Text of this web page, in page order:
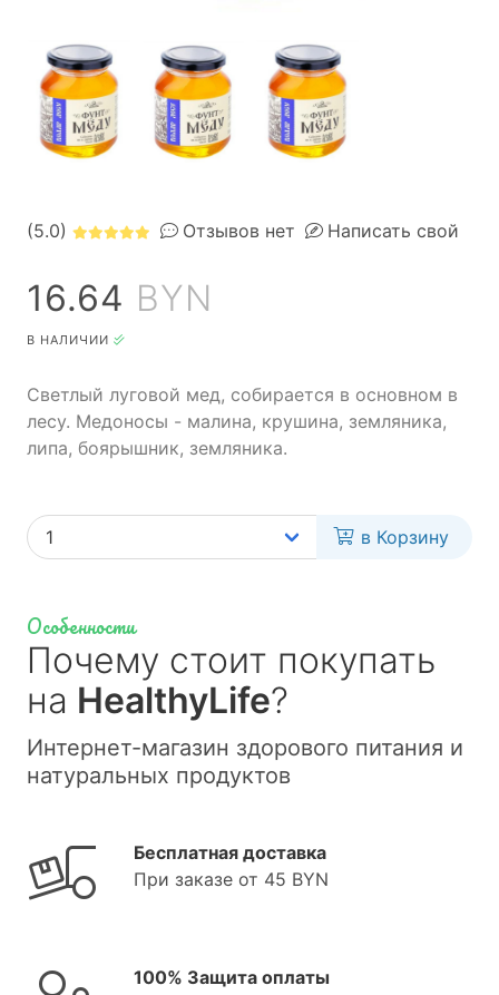
(5.0) Отзывов нет Написать свой
16.64 BYN
В НАЛИЧИИ
Светлый луговой мед, собирается в основном в
лесу. Медоносы - малина, крушина, земляника,
липа, боярышник, земляника.
в Корзину
Особенности
Почему стоит покупать
на HealthyLife?
Интернет-магазин здорового питания и
натуральных продуктов
Бесплатная доставка
При заказе от 45 BYN
100% Защита оплаты